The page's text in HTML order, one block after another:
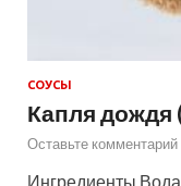
СОУСЫ
Капля дождя
Оставьте комментарий
Ингредиенты